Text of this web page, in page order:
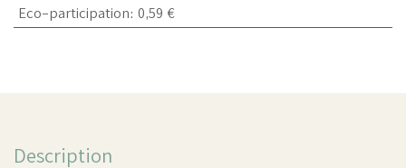
Eco-participation: 0,59 €
Description